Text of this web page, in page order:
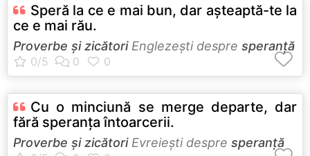
Speră la ce e mai bun, dar aşteaptă-te la
ce e mai rău.
Proverbe și zicătoriEnglezeşti despre speranță
Cu o minciună se merge departe, dar
fără speranţa întoarcerii.
Proverbe și zicătoriEvreieşti despre speranță